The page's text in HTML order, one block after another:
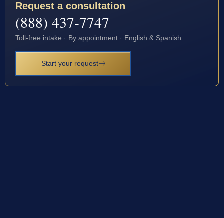
Request a consultation
(888) 437-7747
Toll-free intake · By appointment · English & Spanish
Start your request